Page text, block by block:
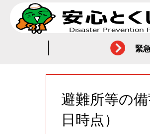
緊
避難所等の
日時点）